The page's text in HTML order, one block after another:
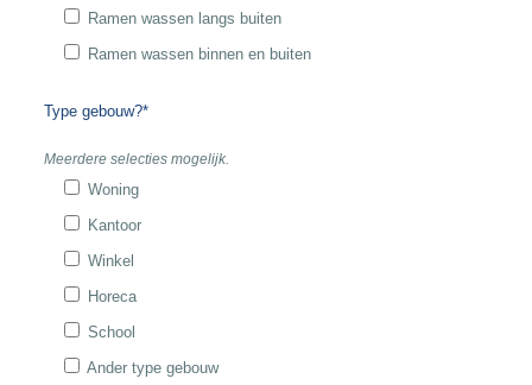
Ramen wassen langs buiten
Ramen wassen binnen en buiten
Type gebouw?*
Meerdere selecties mogelijk.
Woning
Kantoor
Winkel
Horeca
School
Ander type gebouw